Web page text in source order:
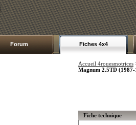
Forum Fiches 4x4
Accueil 4rouesmotrices
Magnum 2.5TD (1987-
Fiche technique